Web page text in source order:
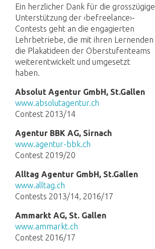
Ein herzlicher Dank für die grosszügige
Unterstützung der ‹befreelance›-
Contests geht an die engagierten
Lehrbetriebe, die mit ihren Lernenden
die Plakatideen der Oberstufenteams
weiterentwickelt und umgesetzt
haben.
Absolut Agentur GmbH, St.Gallen
www.absolutagentur.ch
Contest 2013/14
Agentur BBK AG, Sirnach
www.agentur-bbk.ch
Contest 2019/20
Alltag Agentur GmbH, St.Gallen
www.alltag.ch
Contests 2013/14, 2016/17
Ammarkt AG, St. Gallen
www.ammarkt.ch
Contest 2016/17